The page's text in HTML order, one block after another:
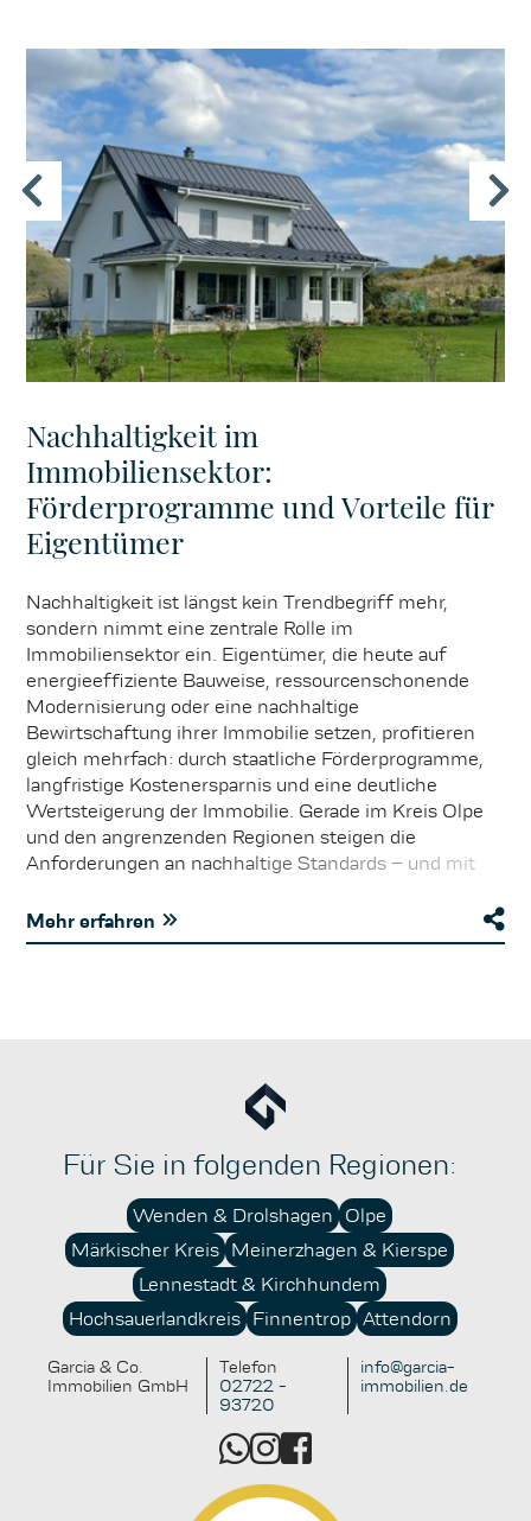
Nachhaltigkeit im
Immobiliensektor:
Förderprogramme und Vorteile für
Eigentümer
Nachhaltigkeit ist längst kein Trendbegriff mehr,
sondern nimmt eine zentrale Rolle im
Immobiliensektor ein. Eigentümer, die heute auf
energieeffiziente Bauweise, ressourcenschonende
Modernisierung oder eine nachhaltige
Bewirtschaftung ihrer Immobilie setzen, profitieren
gleich mehrfach: durch staatliche Förderprogramme,
langfristige Kostenersparnis und eine deutliche
Wertsteigerung der Immobilie. Gerade im Kreis Olpe
und den angrenzenden Regionen steigen die
Anforderungen an nachhaltige Standards – und mit
zukunftsfähigen Objekten. Ob KfW-Förderkredite für
die energetische Sanierung, Zuschüsse für
bessere Vermietbarkeit, höhere Renditeperspektiven
und ein gesteigertes Sicherheitsgefühl im Hinblick auf
kommende gesetzliche Bestimmungen sind
überzeugende Argumente für mehr Nachhaltigkeit im
Immobilienbestand. Wer sich frühzeitig mit
Fördermöglichkeiten und nachhaltigen Konzepten
beschäftigt, schafft für sich und künftige
Generationen einen echten Mehrwert.
Mehr erfahren
Für Sie in folgenden Regionen:
Wenden & Drolshagen
Olpe
Märkischer Kreis Meinerzhagen & Kierspe
Lennestadt & Kirchhundem
Hochsauerlandkreis
Finnentrop Attendorn
Garcia & Co.
Immobilien GmbH
Telefon
02722 -
93720
info@garcia-
immobilien.de